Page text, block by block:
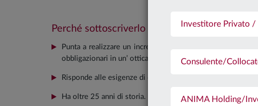
Investitore Privato /
Consulente/
ANIMA Holding/
Perché sottoscriverlo
Punta a realizzare un incremento contenuto del valore
obbligazionari in un’ ottica di breve periodo.
Risponde alle esigenze di conservazione e graduale
Ha oltre 25 anni di storia.